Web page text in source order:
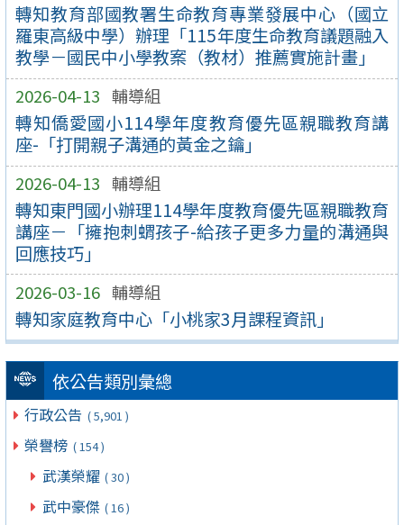
轉知教育部國教署生命教育專業發展中心（國立
羅東高級中學）辦理「115年度生命教育議題融入
教學－國民中小學教案（教材）推薦實施計畫」
2026-04-13 輔導組
轉知僑愛國小114學年度教育優先區親職教育講
座-「打開親子溝通的黃金之鑰」
2026-04-13 輔導組
轉知東門國小辦理114學年度教育優先區親職教育
講座－「擁抱刺蝟孩子-給孩子更多力量的溝通與
回應技巧」
2026-03-16 輔導組
轉知家庭教育中心「小桃家3月課程資訊」
依公告類別彙總
行政公告 ( 5,901 )
榮譽榜 ( 154 )
武漢榮耀 ( 30 )
武中豪傑 ( 16 )